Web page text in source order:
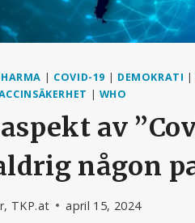
| COVID-19 | DEMOKRATI |
| WHO
av
någon
TKP.at april 15, 2024